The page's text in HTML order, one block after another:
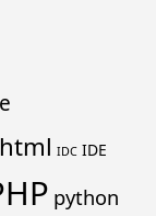
html IDC IDE
python